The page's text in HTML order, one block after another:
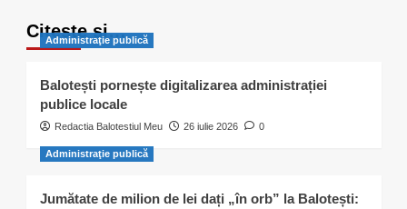
Citește și…
Administraţie publică
Balotești pornește digitalizarea administrației
publice locale
Redactia Balotestiul Meu 26 iulie 2026 0
Administraţie publică
Jumătate de milion de lei dați „în orb” la Balotești: